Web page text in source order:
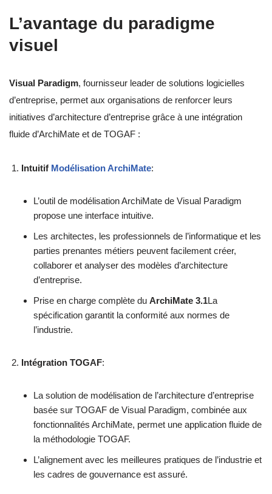
L’avantage du paradigme
visuel
Visual Paradigm, fournisseur leader de solutions logicielles
d’entreprise, permet aux organisations de renforcer leurs
initiatives d’architecture d’entreprise grâce à une intégration
fluide d’ArchiMate et de TOGAF :
Intuitif Modélisation ArchiMate:
L’outil de modélisation ArchiMate de Visual Paradigm
propose une interface intuitive.
Les architectes, les professionnels de l’informatique et les
parties prenantes métiers peuvent facilement créer,
collaborer et analyser des modèles d’architecture
d’entreprise.
Prise en charge complète du ArchiMate 3.1La
spécification garantit la conformité aux normes de
l’industrie.
Intégration TOGAF:
La solution de modélisation de l’architecture d’entreprise
basée sur TOGAF de Visual Paradigm, combinée aux
fonctionnalités ArchiMate, permet une application fluide de
la méthodologie TOGAF.
L’alignement avec les meilleures pratiques de l’industrie et
les cadres de gouvernance est assuré.